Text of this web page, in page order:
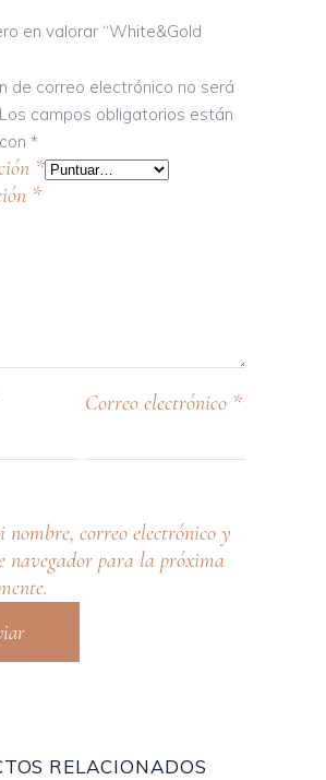
en valorar “White&Gold
de correo electrónico no será
Los campos obligatorios están
*
*
*
Correo electrónico *
nombre, correo electrónico y
navegador para la próxima
RELACIONADOS